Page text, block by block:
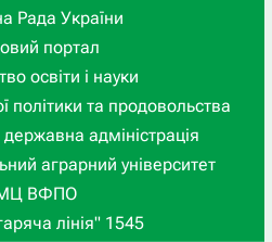
Рада України
портал
освіти і науки
політики та продовольства
адміністрація
аграрний університет
ВФПО
лінія" 1545